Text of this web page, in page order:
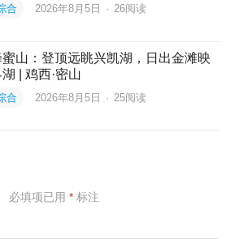
合 2026年8月5日 · 26阅读
蜜山：登顶远眺兴凯湖，日出金滩映
| 鸡西·密山
合 2026年8月5日 · 25阅读
必填项已用 *标注